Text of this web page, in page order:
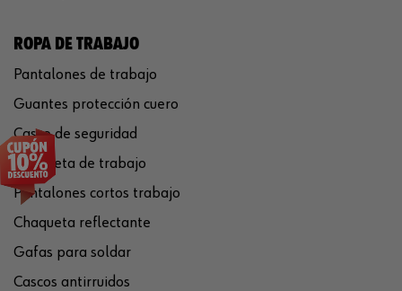
ROPA DE TRABAJO
Pantalones de trabajo
Guantes protección cuero
Casco de seguridad
Chaqueta de trabajo
Pantalones cortos trabajo
Chaqueta reflectante
Gafas para soldar
Cascos antirruidos